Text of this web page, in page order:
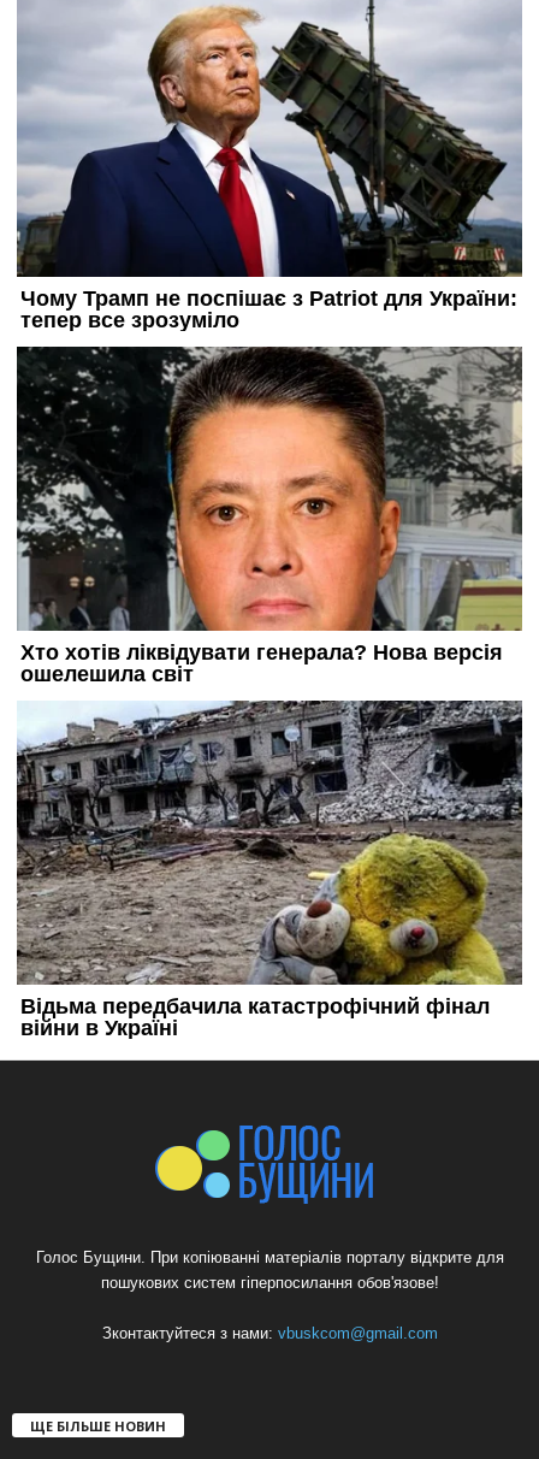
Голос Бущини. При копіюванні матеріалів порталу відкрите для
пошукових систем гіперпосилання обов'язове!
Зконтактуйтеся з нами: vbuskcom@gmail.com
ЩЕ БІЛЬШЕ НОВИН